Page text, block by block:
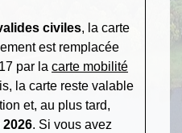
civiles, la carte
est remplacée
par la carte mobilité
la carte reste valable
et, au plus tard,
. Si vous avez